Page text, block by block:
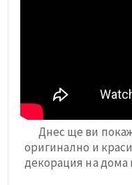
Днес ще ви
оригинално и
декорация на дома